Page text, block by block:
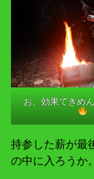
お、効果てきめ
持参した薪が最
の中に入ろうか。